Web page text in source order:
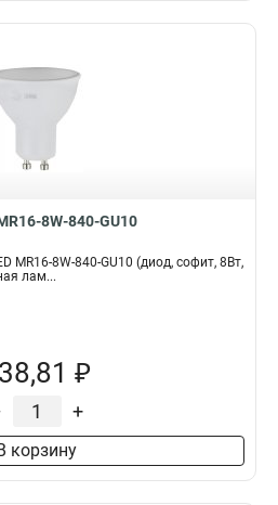
8W-840-GU10
MR16-8W-840-GU10 (диод, софит, 8Вт,
лам...
₽
+
корзину